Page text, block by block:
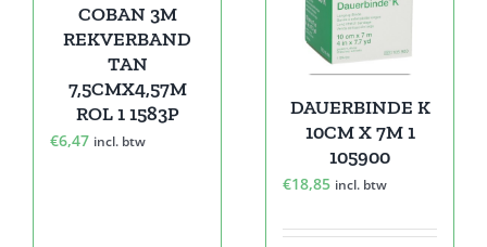
COBAN 3M
REKVERBAND
TAN
7,5CMX4,57M
ROL 1 1583P
€6,47 incl. btw
DAUERBINDE K
10CM X 7M 1
105900
€18,85 incl. btw